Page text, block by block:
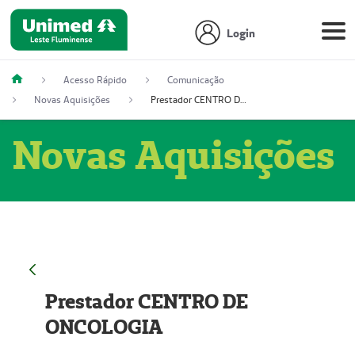
Login
Acesso Rápido
Comunicação
Novas Aquisições
Prestador CENTRO DE ONCOLOGIA
Novas Aquisições
Prestador CENTRO DE
ONCOLOGIA